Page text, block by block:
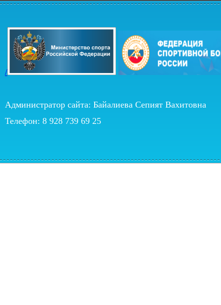
/
Администратор сайта: Байалиева Сепият Вахитовна
Телефон: 8 928 739 69 25